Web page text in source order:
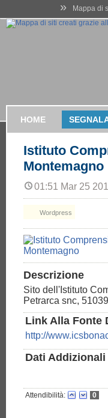
» Mappa di
HOME
Istituto
Montemagno
01:51 Mar 25
Wordpress
Descrizione
Sito dell'Istituto
Petrarca snc,
Link Alla Fonte
http://
Dati Addizionali
Attendibilità: 0